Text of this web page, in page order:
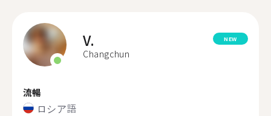
V.
Changchun
NEW
流暢
ロシア語